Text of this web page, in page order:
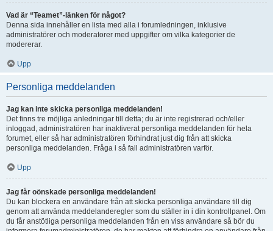
Vad är “Teamet”-länken för något?
Denna sida innehåller en lista med alla i forumledningen, inklusive
administratörer och moderatorer med uppgifter om vilka kategorier de
modererar.
Upp
Personliga meddelanden
Jag kan inte skicka personliga meddelanden!
Det finns tre möjliga anledningar till detta; du är inte registrerad och/eller
inloggad, administratören har inaktiverat personliga meddelanden för hela
forumet, eller så har administratören förhindrat just dig från att skicka
personliga meddelanden. Fråga i så fall administratören varför.
Upp
Jag får oönskade personliga meddelanden!
Du kan blockera en användare från att skicka personliga användare till dig
genom att använda meddelanderegler som du ställer in i din kontrollpanel. Om
du får anstötliga personliga meddelanden från en viss användare så bör du